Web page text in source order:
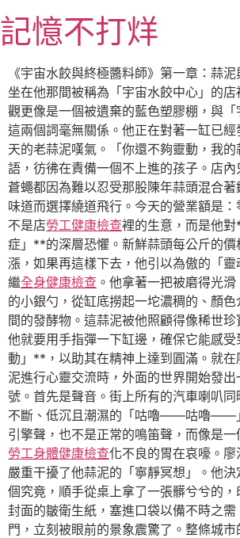
至
主
內
容
記憶不打烊
《宇宙水餃與終極醬料師》第一章：蒜
坐在他那間被稱為「宇宙水餃中心」的
觀更像是一個被遺棄的藍色塑膠棚，與「
這兩個詞毫無關係。他正在對著一缸已
天的老蒜泥嘆氣。「你還不夠靈動，我
語，彷彿在責備一個不上進的孩子。店
蒼蠅都因為難以忍受那股陳年蒜頭混合
味道而選擇繞道飛行。今天的營業額是
不是店勞工健康檢查裡的生意，而是他
症」**的深層恐懼。新鮮蒜頭每公斤的價
漲，如果再這樣下去，他引以為傲的「
繼全身健康檢查 。他拿著一把被磨得光
的小銀勺，從缸底撈起一坨濃稠的、顏
間的發酵物。這蒜泥被他照顧得像稀世珍
他就要用手指彈一下缸邊，確保它能感
動」**，以助其在精神上達到圓滿。就
泥進行心靈交流時，外面的世界開始發
號。首先是聲音。街上所有的汽車喇叭
不斷、低沉且潮濕的「咕嚕——咕嚕——
引擎聲，也不是正常的鳴笛聲，而像是一
勞工身體健康檢查化不良的胃在哀嚎。
嚴重干擾了他蒜泥的「寧靜冥想」。他決
個究竟，順手從桌上拿了一張髒兮兮的，
封面的皺衛生紙，塞進口袋以備不時之
門，立刻被眼前的景象震驚了。整條城